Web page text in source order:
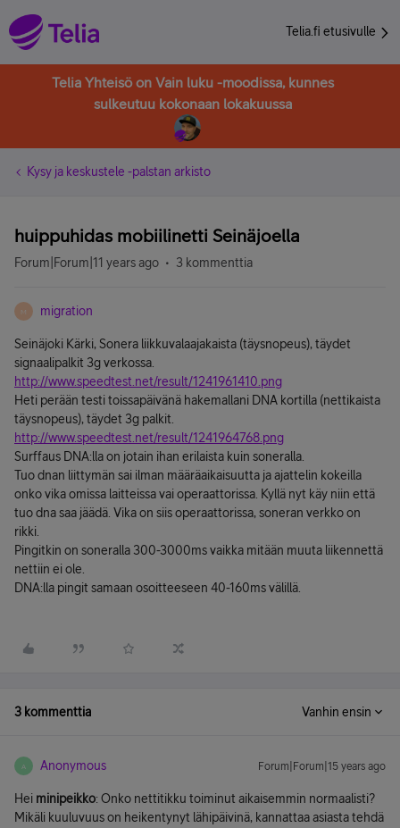
Telia.fi etusivulle
Telia Yhteisö on Vain luku -moodissa, kunnes
sulkeutuu kokonaan lokakuussa
Kysy ja keskustele -palstan arkisto
huippuhidas mobiilinetti Seinäjoella
Forum|Forum|11 years ago 3 kommenttia
M migration
Seinäjoki Kärki, Sonera liikkuvalaajakaista (täysnopeus), täydet
signaalipalkit 3g verkossa.
http://www.speedtest.net/result/1241961410.png
Heti perään testi toissapäivänä hakemallani DNA kortilla (nettikaista
täysnopeus), täydet 3g palkit.
http://www.speedtest.net/result/1241964768.png
Surffaus DNA:lla on jotain ihan erilaista kuin soneralla.
Tuo dnan liittymän sai ilman määräaikaisuutta ja ajattelin kokeilla
onko vika omissa laitteissa vai operaattorissa. Kyllä nyt käy niin että
tuo dna saa jäädä. Vika on siis operaattorissa, soneran verkko on
rikki.
Pingitkin on soneralla 300-3000ms vaikka mitään muuta liikennettä
nettiin ei ole.
DNA:lla pingit samaan osoitteeseen 40-160ms välillä.
3 kommenttia Vanhin ensin
A Anonymous Forum|Forum|15 years ago
Hei minipeikko: Onko nettitikku toiminut aikaisemmin normaalisti?
Mikäli kuuluvuus on heikentynyt lähipäivinä, kannattaa asiasta tehdä